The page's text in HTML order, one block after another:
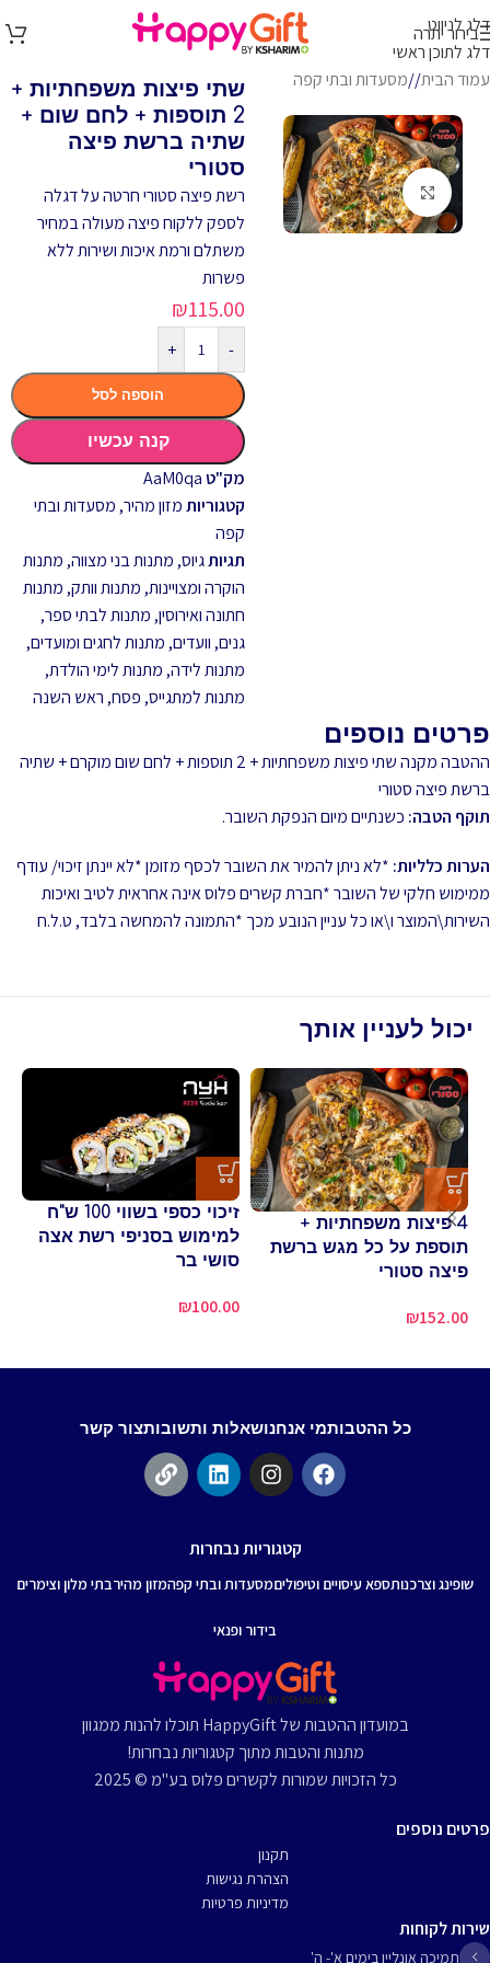
דלג לניווט
דלג לתוכן ראשי
בירור יתרה
עמוד הבית/ מסעדות ובתי קפה
לחץ להגדלה
שתי פיצות משפחתיות +
2 תוספות + לחם שום +
שתיה ברשת פיצה
סטורי
רשת פיצה סטורי חרטה על דגלה
לספק ללקוח פיצה מעולה במחיר
משתלם ורמת איכות ושירות ללא
פשרות
₪115.00
-
+
הוספה לסל
קנה עכשיו
מק"טAaM0qa
קטגוריותמזון מהיר, מסעדות ובתי
קפה
תגיותגיוס, מתנות בני מצווה, מתנות
הוקרה ומצויינות, מתנות וותק, מתנות
חתונה ואירוסין, מתנות לבתי ספר,
גנים, וועדים, מתנות לחגים ומועדים,
מתנות לידה, מתנות לימי הולדת,
מתנות למתגייס, פסח, ראש השנה
פרטים נוספים
ההטבה מקנה שתי פיצות משפחתיות + 2 תוספות + לחם שום מוקרם + שתיה
ברשת פיצה סטורי
תוקף הטבה: כשנתיים מיום הנפקת השובר.
הערות כלליות: *לא ניתן להמיר את השובר לכסף מזומן *לא יינתן זיכוי/ עודף
ממימוש חלקי של השובר *חברת קשרים פלוס אינה אחראית לטיב ואיכות
השירות\המוצר ו\או כל עניין הנובע מכך *התמונה להמחשה בלבד, ט.ל.ח
יכול לעניין אותך
4 פיצות משפחתיות +
תוספת על כל מגש ברשת
פיצה סטורי
₪152.00
זיכוי כספי בשווי 100 ש"ח
למימוש בסניפי רשת אצה
סושי בר
₪100.00
כל ההטבותמי אנחנושאלות ותשובותצור קשר
קטגוריות נבחרות
שופינג וצרכנותספא עיסויים וטיפוליםמסעדות ובתי קפהמזון מהירבתי מלון וצימרים
בידור ופנאי
במועדון ההטבות של HappyGift תוכלו להנות ממגוון
מתנות והטבות מתוך קטגוריות נבחרות!
כל הזכויות שמורות לקשרים פלוס בע"מ © 2025
פרטים נוספים
תקנון
הצהרת נגישות
מדיניות פרטיות
שירות לקוחות
תמיכה אונליין בימים א'- ה'